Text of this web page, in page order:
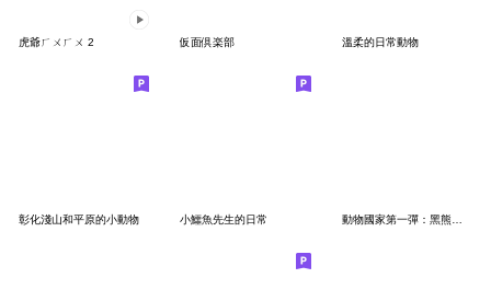
虎爺ㄏㄨㄏㄨ 2 仮面倶楽部 溫柔的日常動物
彰化淺山和平原的小動物 小鱷魚先生的日常